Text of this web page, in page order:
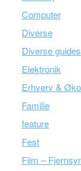
Computer
Diverse
Diverse guides
Elektronik
Erhverv &
Familie
feature
Fest
Film –